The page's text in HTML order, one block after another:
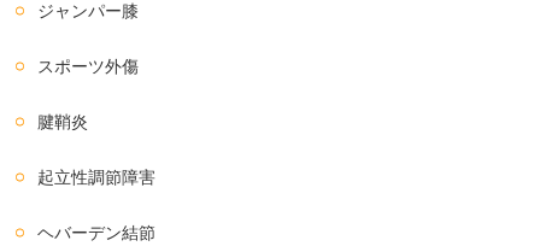
ジャンパー膝
スポーツ外傷
腱鞘炎
起立性調節障害
ヘバーデン結節